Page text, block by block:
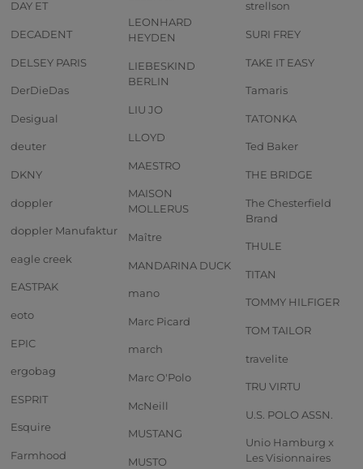
DAY ET
DECADENT
DELSEY PARIS
DerDieDas
Desigual
deuter
DKNY
doppler
doppler Manufaktur
eagle creek
EASTPAK
eoto
EPIC
ergobag
ESPRIT
Esquire
Farmhood
LEONHARD
HEYDEN
LIEBESKIND
BERLIN
LIU JO
LLOYD
MAESTRO
MAISON
MOLLERUS
Maître
MANDARINA DUCK
mano
Marc Picard
march
Marc O'Polo
McNeill
MUSTANG
MUSTO
strellson
SURI FREY
TAKE IT EASY
Tamaris
TATONKA
Ted Baker
THE BRIDGE
The Chesterfield
Brand
THULE
TITAN
TOMMY HILFIGER
TOM TAILOR
travelite
TRU VIRTU
U.S. POLO ASSN.
Unio Hamburg x
Les Visionnaires